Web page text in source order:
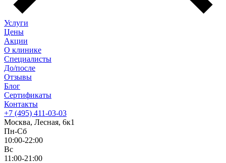
Услуги
Цены
Акции
О клинике
Специалисты
До/после
Отзывы
Блог
Сертификаты
Контакты
+7 (495) 411-03-03
Москва, Лесная, 6к1
Пн-Сб
10:00-22:00
Вс
11:00-21:00